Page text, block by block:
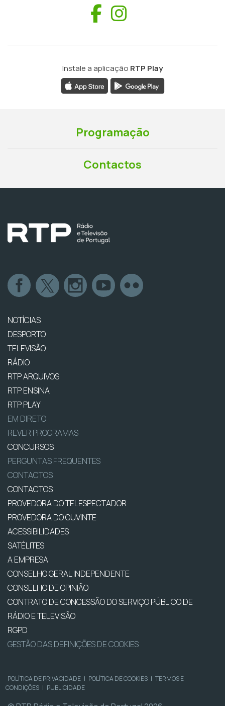
Facebook
Instale a aplicação RTP Play
Programação
Contactos
NOTÍCIAS
DESPORTO
TELEVISÃO
RÁDIO
RTP ARQUIVOS
RTP ENSINA
RTP PLAY
EM DIRETO
REVER PROGRAMAS
CONCURSOS
PERGUNTAS FREQUENTES
CONTACTOS
CONTACTOS
PROVEDORA DO TELESPECTADOR
PROVEDORA DO OUVINTE
ACESSIBILIDADES
SATÉLITES
A EMPRESA
CONSELHO GERAL INDEPENDENTE
CONSELHO DE OPINIÃO
CONTRATO DE CONCESSÃO DO SERVIÇO PÚBLICO DE
RÁDIO E TELEVISÃO
RGPD
GESTÃO DAS DEFINIÇÕES DE COOKIES
POLÍTICA DE PRIVACIDADE | POLÍTICA DE COOKIES | TERMOS E
CONDIÇÕES | PUBLICIDADE